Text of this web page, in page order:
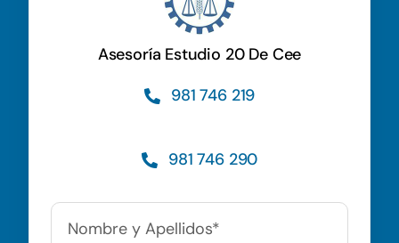
Asesoría Estudio 20 De Cee
981 746 219
981 746 290